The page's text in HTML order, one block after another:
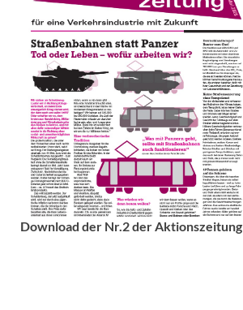
Download der Nr.2 der Aktionszeitung